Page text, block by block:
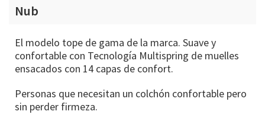
Nub
El modelo tope de gama de la marca. Suave y
confortable con Tecnología Multispring de muelles
ensacados con 14 capas de confort.
Personas que necesitan un colchón confortable pero
sin perder firmeza.